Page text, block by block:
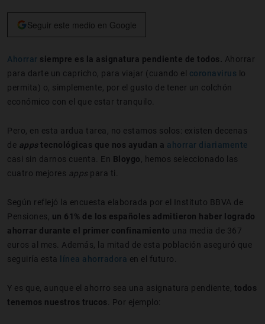
Seguir este medio en Google
Ahorrar siempre es la asignatura pendiente de todos. Ahorrar
para darte un capricho, para viajar (cuando el coronavirus lo
permita) o, simplemente, por el gusto de tener un colchón
económico con el que estar tranquilo.
Pero, en esta ardua tarea, no estamos solos: existen decenas
de appstecnológicas que nos ayudan a ahorrar diariamente
casi sin darnos cuenta. En Bloygo , hemos seleccionado las
cuatro mejores apps para ti.
Según reflejó la encuesta elaborada por el Instituto BBVA de
Pensiones, un 61% de los españoles admitieron haber logrado
ahorrar durante el primer confinamiento una media de 367
euros al mes. Además, la mitad de esta población aseguró que
seguiría esta
línea ahorradora en el futuro.
Y es que, aunque el ahorro sea una asignatura pendiente, todos
tenemos nuestros trucos . Por ejemplo: